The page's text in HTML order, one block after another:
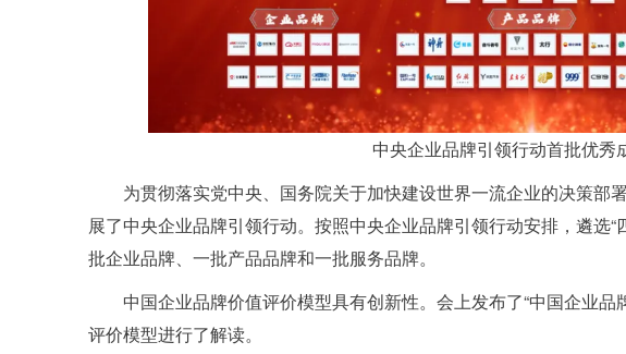
中央企业品牌引领行动首批优秀
为贯彻落实党中央、国务院关于加快建设世界一流企业的决策部
展了中央企业品牌引领行动。按照中央企业品牌引领行动安排，遴选
批企业品牌、一批产品品牌和一批服务品牌。
中国企业品牌价值评价模型具有创新性。会上发布了“中国企业
评价模型进行了解读。